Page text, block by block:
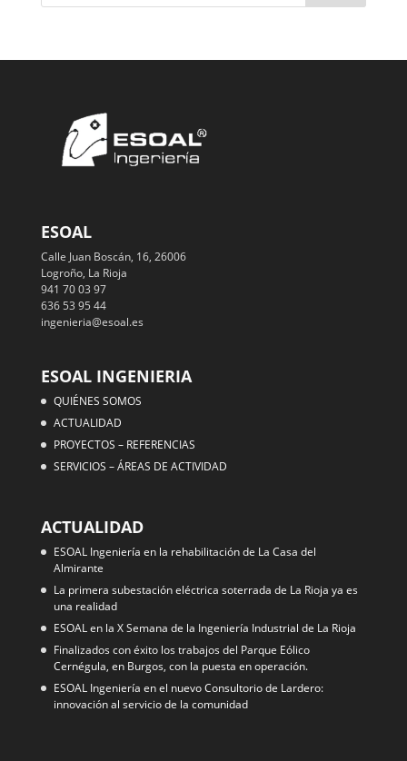
ESOAL
Calle Juan Boscán, 16, 26006
Logroño, La Rioja
941 70 03 97
636 53 95 44
ingenieria@esoal.es
ESOAL INGENIERIA
QUIÉNES SOMOS
ACTUALIDAD
PROYECTOS – REFERENCIAS
SERVICIOS – ÁREAS DE ACTIVIDAD
ACTUALIDAD
ESOAL Ingeniería en la rehabilitación de La Casa del
Almirante
La primera subestación eléctrica soterrada de La Rioja ya es
una realidad
ESOAL en la X Semana de la Ingeniería Industrial de La Rioja
Finalizados con éxito los trabajos del Parque Eólico
Cernégula, en Burgos, con la puesta en operación.
ESOAL Ingeniería en el nuevo Consultorio de Lardero:
innovación al servicio de la comunidad